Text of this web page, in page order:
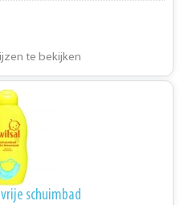
te bekijken
schuimbad